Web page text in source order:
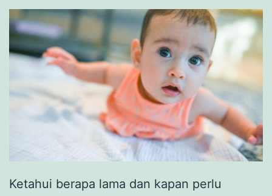
Ketahui berapa lama dan kapan perlu